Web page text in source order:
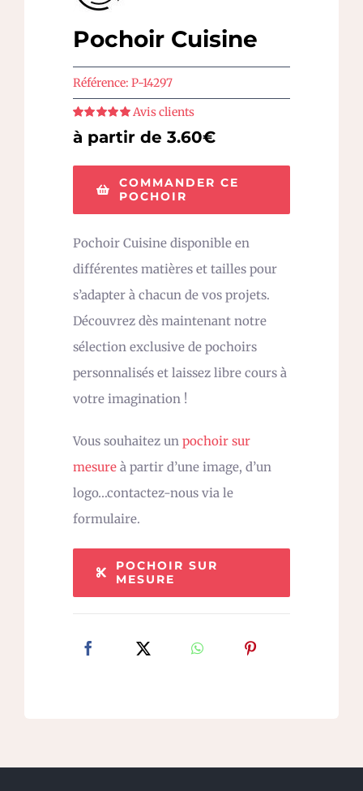
Pochoir Cuisine
Référence: P-14297
Note sur 5
Avis clients
à partir de 3.60€
COMMANDER CE
POCHOIR
Pochoir Cuisine disponible en
différentes matières et tailles pour
s’adapter à chacun de vos projets.
Découvrez dès maintenant notre
sélection exclusive de pochoirs
personnalisés et laissez libre cours à
votre imagination !
Vous souhaitez un pochoir sur
mesure à partir d’une image, d’un
logo…contactez-nous via le
formulaire.
POCHOIR SUR
MESURE